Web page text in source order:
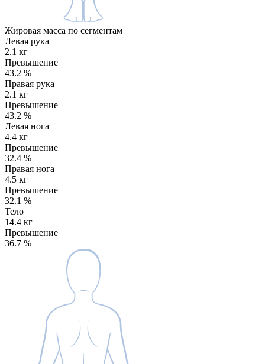
Жировая масса по сегментам
Левая рука
2.1 кг
Превышение
43.2 %
Правая рука
2.1 кг
Превышение
43.2 %
Левая нога
4.4 кг
Превышение
32.4 %
Правая нога
4.5 кг
Превышение
32.1 %
Тело
14.4 кг
Превышение
36.7 %